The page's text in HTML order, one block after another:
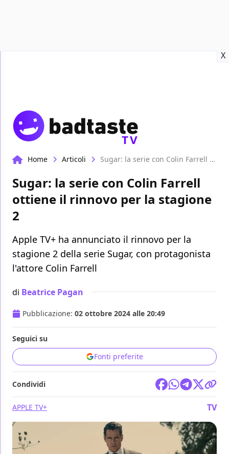
X
TV
Home Articoli Sugar: la serie con Colin Farrell ottiene il rinnovo per la stagione 2
Sugar: la serie con Colin Farrell
ottiene il rinnovo per la stagione
2
Apple TV+ ha annunciato il rinnovo per la
stagione 2 della serie Sugar, con protagonista
l'attore Colin Farrell
di Beatrice Pagan
Pubblicazione: 02 ottobre 2024 alle 20:49
Seguici su
Fonti preferite
Condividi
APPLE TV+ TV